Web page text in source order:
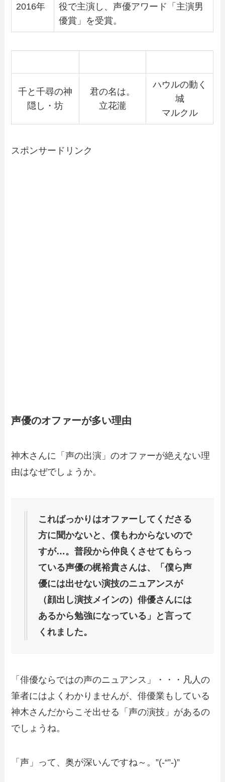
2016年
役で主演し、声優アワード「主演男
優賞」を受賞。
千と千尋の神
隠し・坊
君の名は。
立花瀧
ハウルの動く
城
マルクル
スポンサードリンク
声優のオファーが多い理由
神木さんに「声の出演」のオファーが絶えない理
由はなぜでしょうか。
こればっかりはオファーしてくださる
方に聞かないと、僕もわからないので
すが…。普段から仲良くさせてもらっ
ている声優の梶裕貴さんは、「僕ら声
優には出せない演技のニュアンスが
（顔出し演技メインの）俳優さんには
あるから勉強になっている」と言って
くれました。
「俳優ならではの声のニュアンス」・・・凡人の
筆者にはよくわかりませんが、俳優業もしている
神木さんだからこそ出せる「声の演技」があるの
でしょうね。
「声」って、奥が深いんですね～。”(-“”-)”